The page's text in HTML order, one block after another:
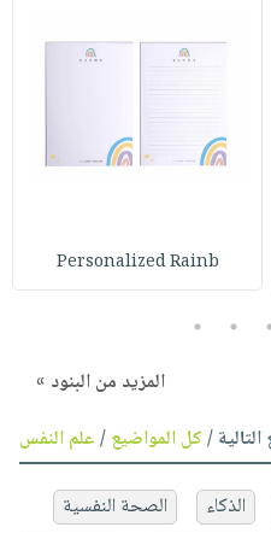
Personalized Rainb
4
5
المزيد من البنود »
/كل المواضيع/علم النفس
الذكاء
الصحة النفسية